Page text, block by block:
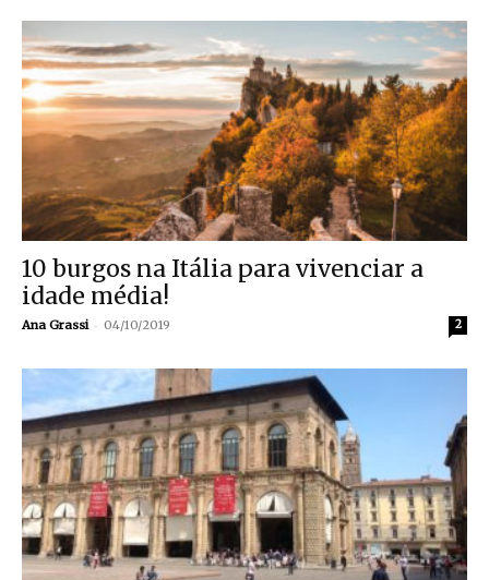
10 burgos na Itália para vivenciar a
idade média!
Ana Grassi - 04/10/2019 2